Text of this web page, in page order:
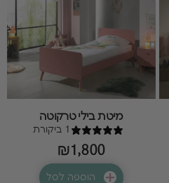
מיטת בילי טרקוטה
1 ביקורת
₪1,800
הוספה לסל